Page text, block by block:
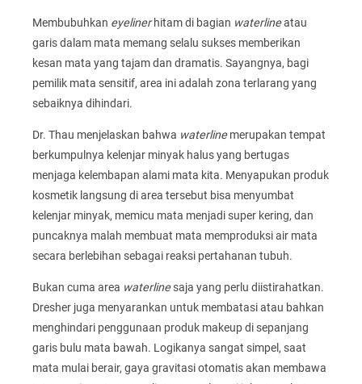
Membubuhkan eyelinerhitam di bagian waterlineatau
garis dalam mata memang selalu sukses memberikan
kesan mata yang tajam dan dramatis. Sayangnya, bagi
pemilik mata sensitif, area ini adalah zona terlarang yang
sebaiknya dihindari.
Dr. Thau menjelaskan bahwa waterlinemerupakan tempat
berkumpulnya kelenjar minyak halus yang bertugas
menjaga kelembapan alami mata kita. Menyapukan produk
kosmetik langsung di area tersebut bisa menyumbat
kelenjar minyak, memicu mata menjadi super kering, dan
puncaknya malah membuat mata memproduksi air mata
secara berlebihan sebagai reaksi pertahanan tubuh.
Bukan cuma area waterlinesaja yang perlu diistirahatkan.
Dresher juga menyarankan untuk membatasi atau bahkan
menghindari penggunaan produk makeup di sepanjang
garis bulu mata bawah. Logikanya sangat simpel, saat
mata mulai berair, gaya gravitasi otomatis akan membawa